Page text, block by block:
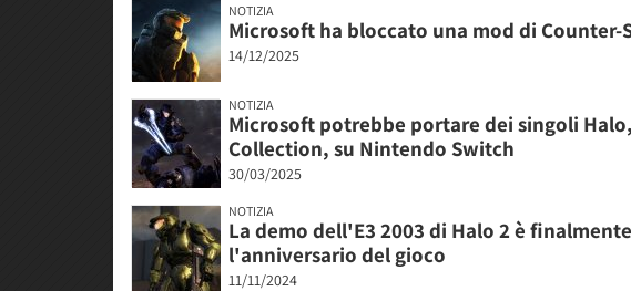
NOTIZIA
Microsoft ha bloccato una mod di Counter-
14/12/2025
NOTIZIA
Microsoft potrebbe portare dei singoli
Collection, su Nintendo Switch
30/03/2025
NOTIZIA
La demo dell'E3 2003 di Halo 2 è
l'anniversario del gioco
11/11/2024